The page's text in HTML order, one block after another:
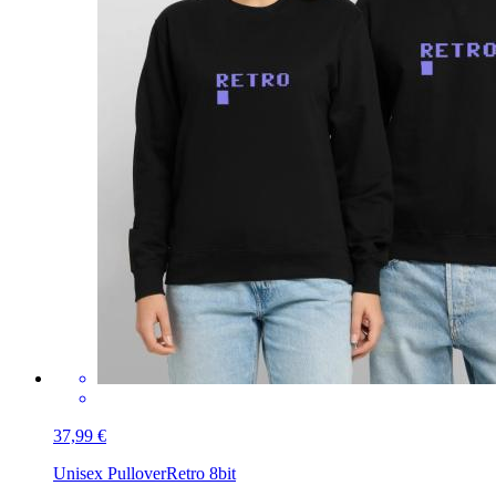
37,99 €
Unisex PulloverRetro 8bit